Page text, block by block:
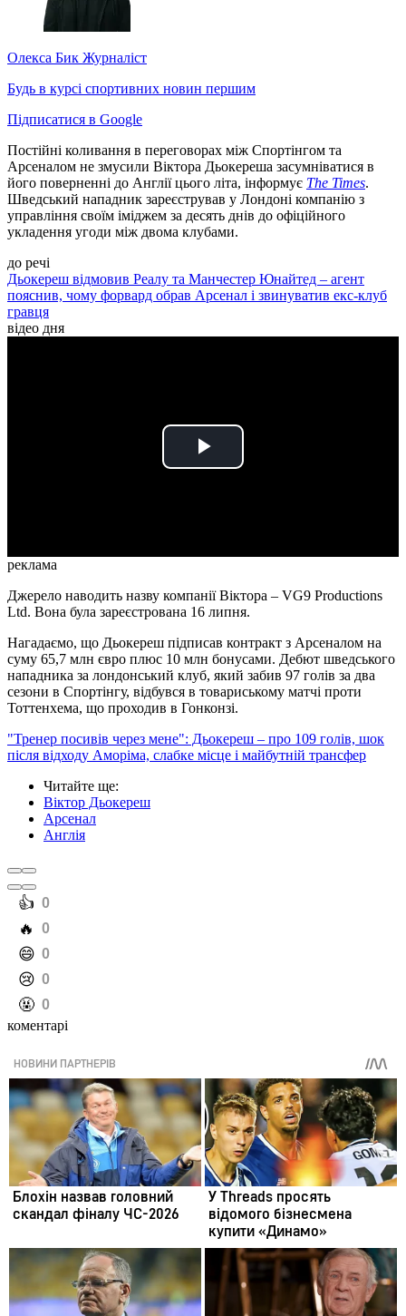
Олекса Бик Журналіст
Будь в курсі спортивних новин першим
Підписатися в Google
Постійні коливання в переговорах між Спортінгом та
Арсеналом не змусили Віктора Дьокереша засумніватися в
його поверненні до Англії цього літа, інформує The Times.
Шведський нападник зареєстрував у Лондоні компанію з
управління своїм іміджем за десять днів до офіційного
укладення угоди між двома клубами.
до речі
Дьокереш відмовив Реалу та Манчестер Юнайтед – агент
пояснив, чому форвард обрав Арсенал і звинуватив екс-клуб
гравця
відео дня
Play
реклама
Джерело наводить назву компанії Віктора – VG9 Productions
Ltd. Вона була зареєстрована 16 липня.
Нагадаємо, що Дьокереш підписав контракт з Арсеналом на
суму 65,7 млн євро плюс 10 млн бонусами. Дебют шведського
нападника за лондонський клуб, який забив 97 голів за два
сезони в Спортінгу, відбувся в товариському матчі проти
Тоттенхема, що проходив в Гонконзі.
"Тренер посивів через мене": Дьокереш – про 109 голів, шок
після відходу Аморіма, слабке місце і майбутній трансфер
Читайте ще:
Віктор Дьокереш
Арсенал
Англія
️👍 0
️🔥 0
️😄 0
️😢 0
️🤬 0
коментарі